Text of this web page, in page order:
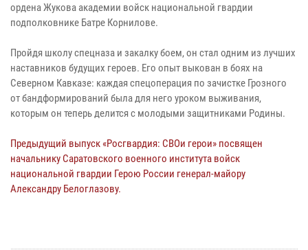
ордена Жукова академии войск национальной гвардии
подполковнике Батре Корнилове.
Пройдя школу спецназа и закалку боем, он стал одним из лучших
наставников будущих героев. Его опыт выкован в боях на
Северном Кавказе: каждая спецоперация по зачистке Грозного
от бандформирований была для него уроком выживания,
которым он теперь делится с молодыми защитниками Родины.
Предыдущий выпуск «Росгвардия: СВОи герои» посвящен
начальнику Саратовского военного института войск
национальной гвардии Герою России генерал-майору
Александру Белоглазову.